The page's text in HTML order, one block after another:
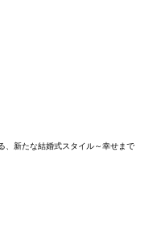
、新たな結婚式スタイル～幸せまで